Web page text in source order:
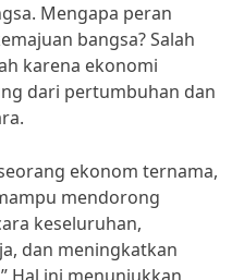
Mengapa peran
bangsa? Salah
karena ekonomi
dari pertumbuhan dan
ekonom ternama,
mendorong
keseluruhan,
dan meningkatkan